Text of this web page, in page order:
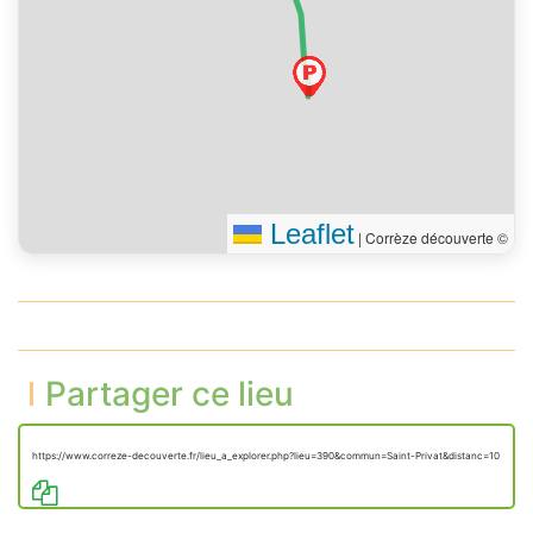
Leaflet | Corrèze découverte ©
Partager ce lieu
https://www.correze-decouverte.fr/lieu_a_explorer.php?lieu=390&commun=Saint-Privat&distanc=10